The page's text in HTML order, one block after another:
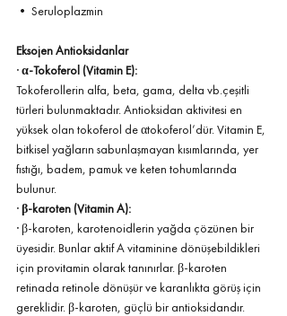
• Seruloplazmin
Eksojen Antioksidanlar
· α-Tokoferol (Vitamin E):
Tokoferollerin alfa, beta, gama, delta vb.çeşitli
türleri bulunmaktadır. Antioksidan aktivitesi en
yüksek olan tokoferol de αtokoferol’dür. Vitamin E,
bitkisel yağların sabunlaşmayan kısımlarında, yer
fıstığı, badem, pamuk ve keten tohumlarında
bulunur.
· β-karoten (Vitamin A):
· β-karoten, karotenoidlerin yağda çözünen bir
üyesidir. Bunlar aktif A vitaminine dönüşebildikleri
için provitamin olarak tanınırlar. β-karoten
retinada retinole dönüşür ve karanlıkta görüş için
gereklidir. β-karoten, güçlü bir antioksidandır.